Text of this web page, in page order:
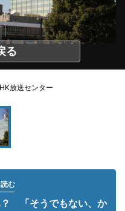
る
放送センター
む
「そうでもない、か